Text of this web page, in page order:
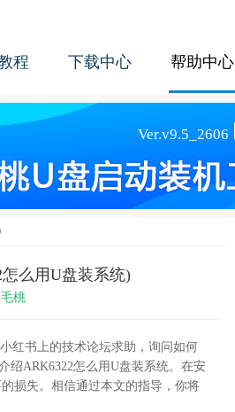
程 下载中心 帮助中心
么用U盘装系统)
桃
红书上的技术论坛求助，询问如何
绍ARK6322怎么用U盘装系统。在安
损失。相信通过本文的指导，你将